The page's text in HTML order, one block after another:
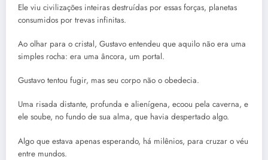
Ele viu civilizações inteiras destruídas por essas forças, planetas
consumidos por trevas infinitas.
Ao olhar para o cristal, Gustavo entendeu que aquilo não era uma
simples rocha: era uma âncora, um portal.
Gustavo tentou fugir, mas seu corpo não o obedecia.
Uma risada distante, profunda e alienígena, ecoou pela caverna, e
ele soube, no fundo de sua alma, que havia despertado algo.
Algo que estava apenas esperando, há milênios, para cruzar o véu
entre mundos.